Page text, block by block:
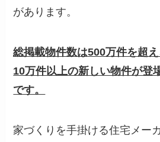
があります。
総掲載物件数は500万件を超
10万件以上の新しい物件が登
です。
家づくりを手掛ける住宅メー